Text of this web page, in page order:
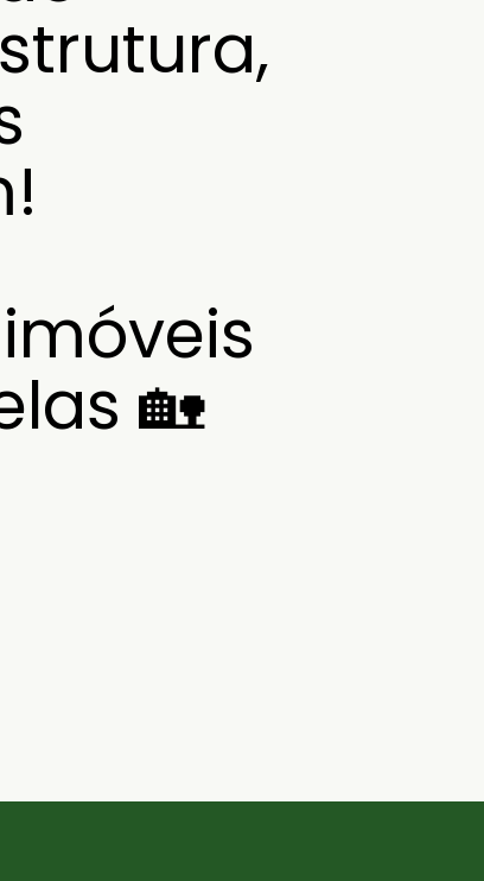
🏡